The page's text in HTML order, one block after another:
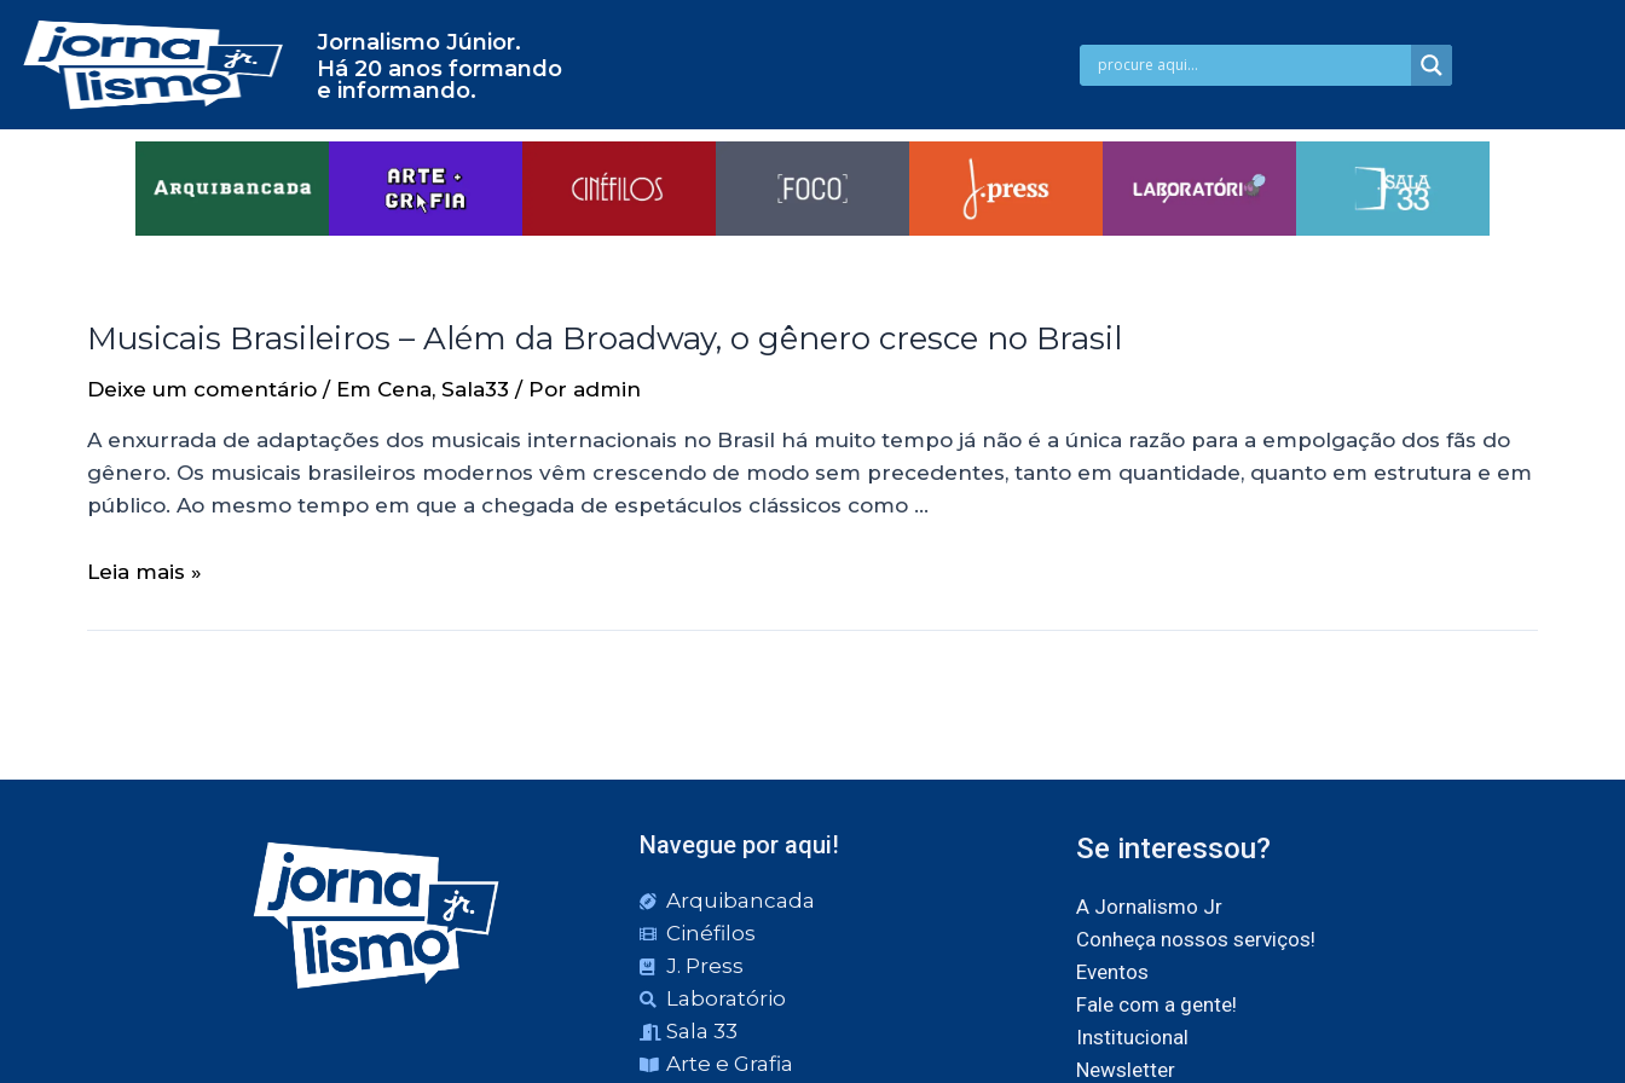
Jornalismo Júnior.
Há 20 anos formando
e informando.
Musicais Brasileiros – Além da Broadway, o gênero cresce no Brasil
Deixe um comentário / Em Cena, Sala33 / Por admin
A enxurrada de adaptações dos musicais internacionais no Brasil há muito tempo já não é a única razão para a empolgação dos fãs do
gênero. Os musicais brasileiros modernos vêm crescendo de modo sem precedentes, tanto em quantidade, quanto em estrutura e em
público. Ao mesmo tempo em que a chegada de espetáculos clássicos como …
Leia mais »
Navegue por aqui!
Arquibancada
Cinéfilos
J. Press
Laboratório
Sala 33
Arte e Grafia
Se interessou?
A Jornalismo Jr
Conheça nossos serviços!
Eventos
Fale com a gente!
Institucional
Newsletter